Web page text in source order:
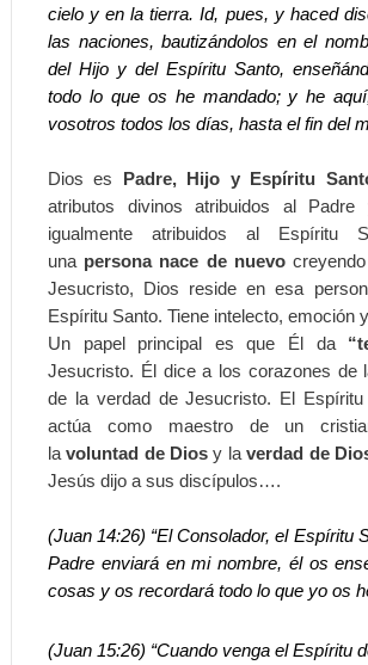
cielo y en la tierra. Id, pues, y haced
las naciones, bautizándolos en el
del Hijo y del Espíritu Santo,
todo lo que os he mandado; y he
vosotros todos los días, hasta el fin del
Dios es Padre, Hijo y Espíritu
atributos divinos atribuidos al
igualmente atribuidos al Espíritu
una persona nace de nuevo
Jesucristo, Dios reside en esa
Espíritu Santo. Tiene intelecto, emoción
Un papel principal es que Él da
Jesucristo. Él dice a los corazones de
de la verdad de Jesucristo. El Espíritu
actúa como maestro de un
lavoluntad de Dios y laverdad de
Jesús dijo a sus discípulos….
(Juan 14:26) “El Consolador, el Espíritu
Padre enviará en mi nombre, él os
cosas y os recordará todo lo que yo os
(Juan 15:26) “Cuando venga el Espíritu